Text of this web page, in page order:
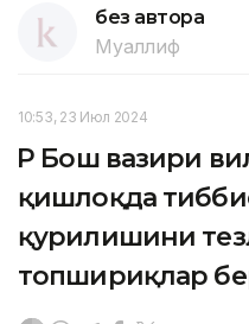
без автора
Муаллиф
10:53, 23 Июл 2024
ҚР Бош вазири
қишлоқда
қурилишини
топшириқлар